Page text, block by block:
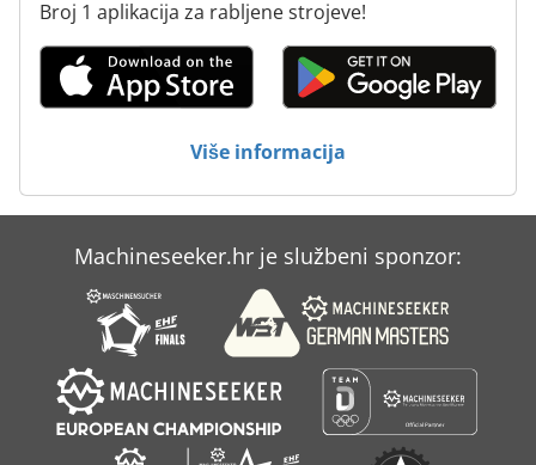
Transportni Sustav Za Čišćenje
Ultrazvučni Sustav Za Čišćenje
Broj 1 aplikacija za rabljene strojeve!
Više informacija
Machineseeker.hr je službeni sponzor: